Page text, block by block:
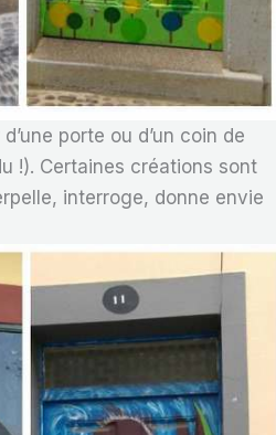
porte ou d’un coin de
!). Certaines créations sont
interroge, donne envie